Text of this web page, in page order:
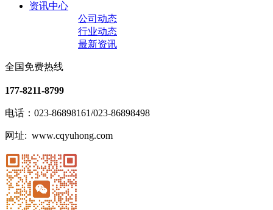
资讯中心
公司动态
行业动态
最新资讯
全国免费热线
177-8211-8799
电话：023-86898161/023-86898498
网址: www.cqyuhong.com